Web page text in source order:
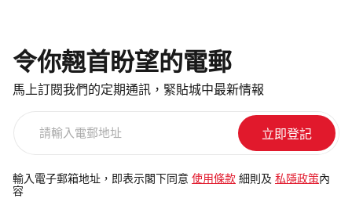
令你翹首盼望的電郵
馬上訂閱我們的定期通訊，緊貼城中最新情報
電
郵
輸入電子郵箱地址，即表示閣下同意 使用條款 細則及 私隱政策 內
容